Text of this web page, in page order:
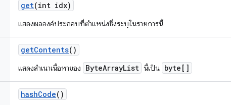
get(int idx)
แสดงผลองค์ประกอบที่ตําแหน่งซึ่งระบุในรายการนี้
getContents()
แสดงสำเนาเนื้อหาของ ByteArrayList นี้เป็น byte[]
hashCode()